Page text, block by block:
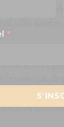
retrouve
seul ne
par de
courir pour
*